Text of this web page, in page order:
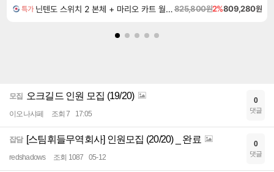
특가 닌텐도 스위치 2 본체 + 마리오 카트 월드 + 포켓몬스터 레전드 ZA 닌텐도 스위치 2 에디션 번들825,800원2%809,280원
모집 오크길드 인원 모집 (19/20)
이오나샤페 조회 7 17:05
0
댓글
잡담 [스팀휘들무역회사] 인원모집 (20/20) _ 완료
redshadows 조회 1087 05-12
0
댓글